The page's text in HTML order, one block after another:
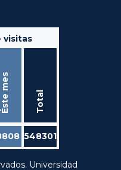
visitas
Éste mes Total
548301
Universidad